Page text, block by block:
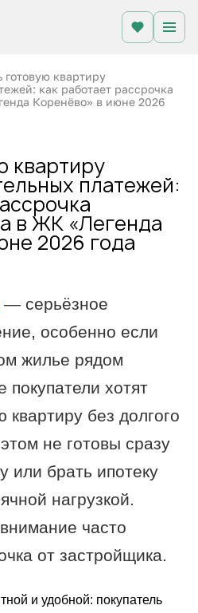
готовую квартиру
как работает рассрочка
Коренёво» в июне 2026
квартиру
платежей:
в ЖК «Легенда
2026 года
— серьёзное
особенно если
жилье рядом
хотят
квартиру без долгого
не готовы сразу
или брать ипотеку
нагрузкой.
часто
от застройщика.
и удобной: покупатель